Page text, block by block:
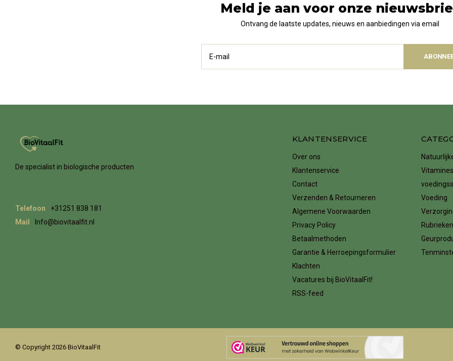
Meld je aan voor onze
Ontvang de laatste updates, nieuws en aanbiedingen via email
De specialist in biologische producten
Telefoon
+31251 838 181
Mail
Info@biovitaalfit.nl
KLANTENSERVICE
Over ons
Klantenservice
Contact
Verzenden & Retourneren
Algemene Voorwaarden
Privacy Policy
Betaalmethoden
Garantie & Herroepingsformulier
Klachten
Vacatures bij BioVitaalFit!
RSS-feed
Voeding
Rubrieken
© Copyright 2026 BioVitaalFit